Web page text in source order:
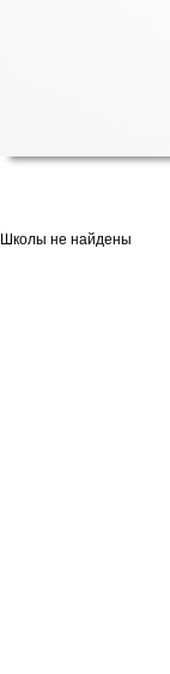
Школы не найдены